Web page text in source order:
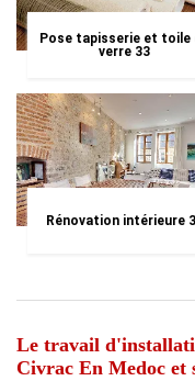
Pose tapisserie et toile
verre 33
Rénovation intérieure
Le travail
Civrac En Medoc et